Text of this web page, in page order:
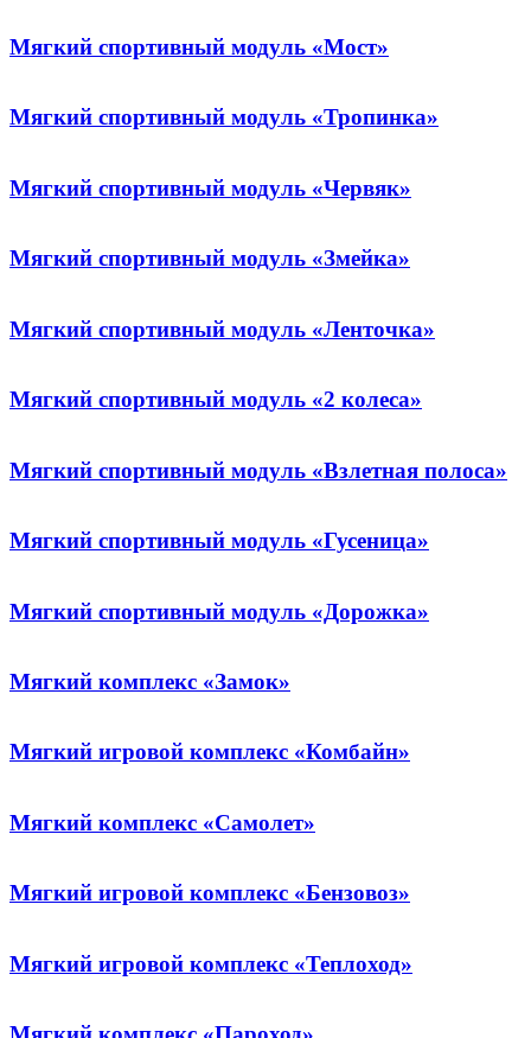
Мягкий спортивный модуль «Мост»
Мягкий спортивный модуль «Тропинка»
Мягкий спортивный модуль «Червяк»
Мягкий спортивный модуль «Змейка»
Мягкий спортивный модуль «Ленточка»
Мягкий спортивный модуль «2 колеса»
Мягкий спортивный модуль «Взлетная полоса»
Мягкий спортивный модуль «Гусеница»
Мягкий спортивный модуль «Дорожка»
Мягкий комплекс «Замок»
Мягкий игровой комплекс «Комбайн»
Мягкий комплекс «Самолет»
Мягкий игровой комплекс «Бензовоз»
Мягкий игровой комплекс «Теплоход»